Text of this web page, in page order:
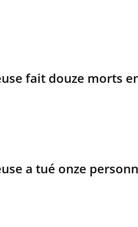
fait douze morts
a tué onze